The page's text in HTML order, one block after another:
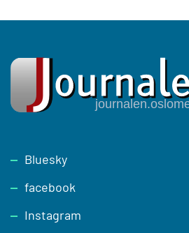
Footer
Bluesky
facebook
Instagram